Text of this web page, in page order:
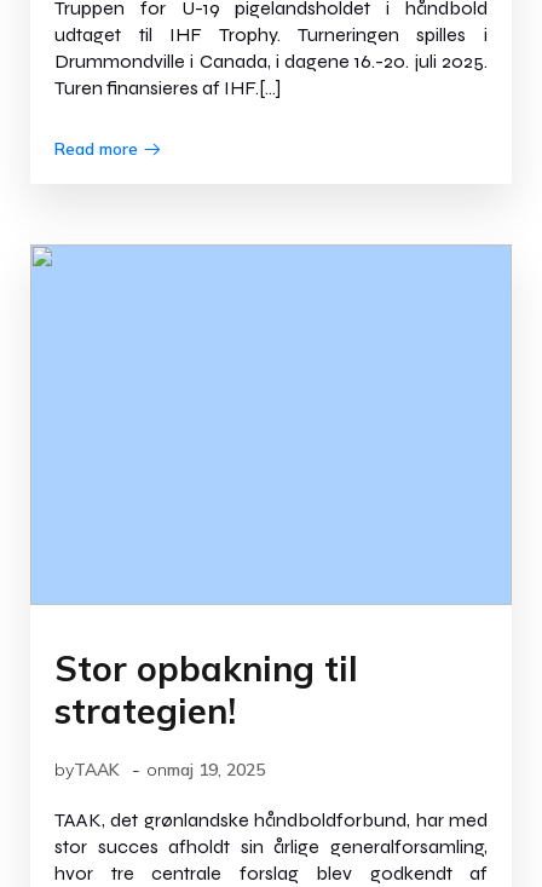
Truppen for U-19 pigelandsholdet i håndbold
udtaget til IHF Trophy. Turneringen spilles i
Drummondville i Canada, i dagene 16.-20. juli 2025.
Turen finansieres af IHF.[…]
Read more
Stor opbakning til
strategien!
byTAAK - onmaj 19, 2025
TAAK, det grønlandske håndboldforbund, har med
stor succes afholdt sin årlige generalforsamling,
hvor tre centrale forslag blev godkendt af